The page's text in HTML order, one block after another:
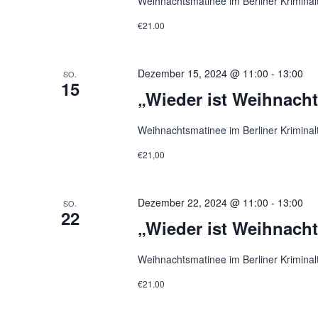
€21.00
SO.
15 „Wieder ist
Dezember 15, 2024 @ 11:00 - 13:00
Weihnachtsmatinee im Berliner
€21,00
SO.
22 „Wieder ist
Dezember 22, 2024 @ 11:00 - 13:00
Weihnachtsmatinee im Berliner
€21.00